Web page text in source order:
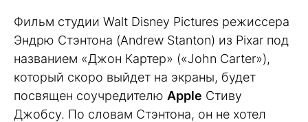
Фильм студии Walt Disney Pictures режиссера
Эндрю Стэнтона (Andrew Stanton) из Pixar под
названием «Джон Картер» («John Carter»),
который скоро выйдет на экраны, будет
посвящен соучредителю Apple Стиву
Джобсу. По словам Стэнтона, он не хотел